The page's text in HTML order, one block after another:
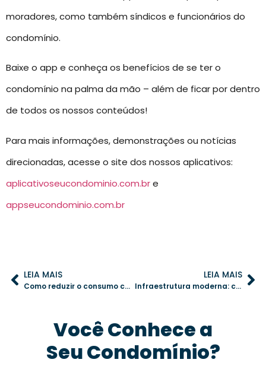
moradores, como também síndicos e funcionários do
condomínio.
Baixe o app e conheça os benefícios de se ter o
condomínio na palma da mão – além de ficar por dentro
de todos os nossos conteúdos!
Para mais informações, demonstrações ou notícias
direcionadas, acesse o site dos nossos aplicativos:
aplicativoseucondominio.com.bre
appseucondominio.com.br
LEIA MAIS
Como reduzir o consumo coletivo de energia no condomínio de forma eficiente
LEIA MAIS
Infraestrutura moderna: carregadores para carros elétricos em condomínios
Você Conhece a
Seu Condomínio?